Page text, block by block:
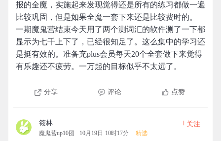
报的全魔，实施起来发现觉得还是所有的练习都做一遍
比较巩固，但是如果全魔一套下来还是比较费时的。
一期魔鬼营结束今天用了两个测词汇的软件测了一下都
显示为七千上下了，已经很知足了。这么集中的学习还
是挺有效的。准备充plus会员每天20个全套做下来觉得
有乐趣还不疲劳。一万起的目标似乎不太远了。
分享 评论 点赞
筱林
魔鬼营up10团 10月19日 10时17分 精选
+关注